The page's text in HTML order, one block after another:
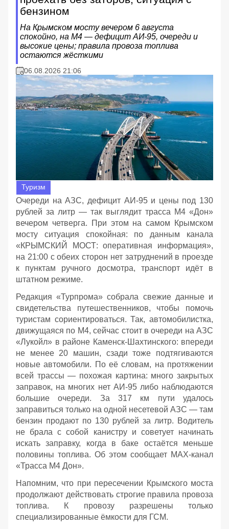
бензином
На Крымском мосту вечером 6 августа
спокойно, на М4 — дефицит АИ‑95, очереди и
высокие цены; правила провоза топлива
остаются жёсткими
06.08.2026 21:06
Туризм
Очереди на АЗС, дефицит АИ‑95 и цены под 130
рублей за литр — так выглядит трасса М4 «Дон»
вечером четверга. При этом на самом Крымском
мосту ситуация спокойная: по данным канала
«КРЫМСКИЙ МОСТ: оперативная информация»,
на 21:00 с обеих сторон нет затруднений в проезде
к пунктам ручного досмотра, транспорт идёт в
штатном режиме.
Редакция «Турпрома» собрала свежие данные и
свидетельства путешественников, чтобы помочь
туристам сориентироваться. Так, автомобилистка,
движущаяся по М4, сейчас стоит в очереди на АЗС
«Лукойл» в районе Каменск‑Шахтинского: впереди
не менее 20 машин, сзади тоже подтягиваются
новые автомобили. По её словам, на протяжении
всей трассы — похожая картина: много закрытых
заправок, на многих нет АИ‑95 либо наблюдаются
большие очереди. За 317 км пути удалось
заправиться только на одной несетевой АЗС — там
бензин продают по 130 рублей за литр. Водитель
не брала с собой канистру и советует начинать
искать заправку, когда в баке остаётся меньше
половины топлива. Об этом сообщает МАХ-канал
«Трасса М4 Дон».
Напомним, что при пересечении Крымского моста
продолжают действовать строгие правила провоза
топлива. К провозу разрешены только
специализированные ёмкости для ГСМ.